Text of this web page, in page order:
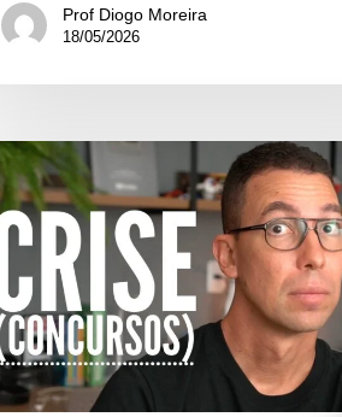
Prof Diogo Moreira
18/05/2026